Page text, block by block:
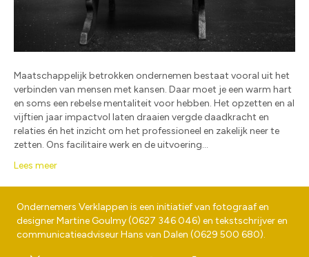
Maatschappelijk betrokken ondernemen bestaat vooral uit het
verbinden van mensen met kansen. Daar moet je een warm hart
en soms een rebelse mentaliteit voor hebben. Het opzetten en al
vijftien jaar impactvol laten draaien vergde daadkracht en
relaties én het inzicht om het professioneel en zakelijk neer te
zetten. Ons facilitaire werk en de uitvoering…
Lees meer
Ondernemers Verklappen is een initiatief van fotograaf en
designerMartine Goulmy(0627 346 046) en tekstschrijver en
communicatieadviseurHans van Dalen (0629 500 680).